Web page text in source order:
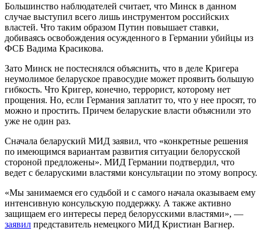
Большинство наблюдателей считает, что Минск в данном
случае выступил всего лишь инструментом российских
властей. Что таким образом Путин повышает ставки,
добиваясь освобождения осужденного в Германии убийцы из
ФСБ Вадима Красикова.
Зато Минск не постеснялся объяснить, что в деле Кригера
неумолимое беларуское правосудие может проявить большую
гибкость. Что Кригер, конечно, террорист, которому нет
прощения. Но, если Германия заплатит то, что у нее просят, то
можно и простить. Причем беларуские власти объяснили это
уже не один раз.
Сначала беларуский МИД заявил, что «конкретные решения
по имеющимся вариантам развития ситуации белорусской
стороной предложены». МИД Германии подтвердил, что
ведет с беларускими властями консультации по этому вопросу.
«Мы занимаемся его судьбой и с самого начала оказываем ему
интенсивную консульскую поддержку. А также активно
защищаем его интересы перед белорусскими властями», —
заявил представитель немецкого МИД Кристиан Вагнер.